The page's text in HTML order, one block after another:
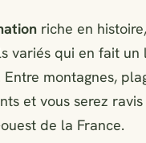
riche en
variés qui en fait un
Entre montagnes,
et vous serez
de la France.